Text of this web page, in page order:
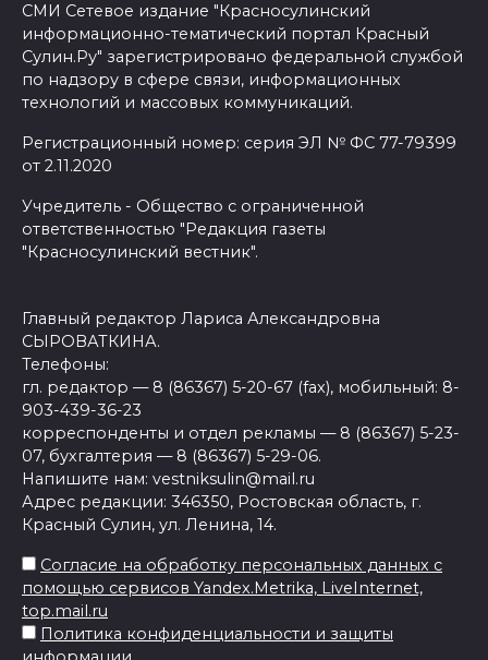
СМИ Сетевое издание "Красносулинский
информационно-тематический портал Красный
Сулин.Ру" зарегистрировано федеральной службой
по надзору в сфере связи, информационных
технологий и массовых коммуникаций.
Регистрационный номер: серия ЭЛ № ФС 77-79399
от 2.11.2020
Учредитель - Общество с ограниченной
ответственностью "Редакция газеты
"Красносулинский вестник".
Главный редактор Лариса Александровна
СЫРОВАТКИНА.
Телефоны:
гл. редактор — 8 (86367) 5-20-67 (fax), мобильный: 8-
903-439-36-23
корреспонденты и отдел рекламы — 8 (86367) 5-23-
07, бухгалтерия — 8 (86367) 5-29-06.
Напишите нам: vestniksulin@mail.ru
Адрес редакции: 346350, Ростовская область, г.
Красный Сулин, ул. Ленина, 14.
Согласие на обработку персональных данных с
помощью сервисов Yandex.Metrika, LiveInternet,
top.mail.ru
Политика конфиденциальности и защиты